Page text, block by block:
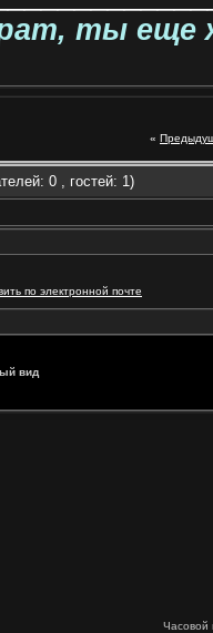
ты еще
«
0 , гостей: 1)
по электронной почте
вид
Часовой